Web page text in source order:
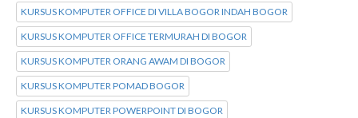
KURSUS KOMPUTER OFFICE DI VILLA BOGOR INDAH BOGOR
KURSUS KOMPUTER OFFICE TERMURAH DI BOGOR
KURSUS KOMPUTER ORANG AWAM DI BOGOR
KURSUS KOMPUTER POMAD BOGOR
KURSUS KOMPUTER POWERPOINT DI BOGOR